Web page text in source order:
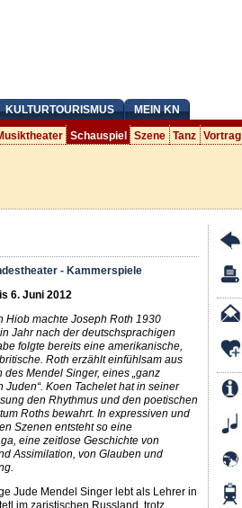
KULTURTOURISMUS MEIN KN
Schauspiel Szene Tanz Vortrag
- Kammerspiele
6. Juni 2012
Hiob machte Joseph Roth 1930
Jahr nach der deutschsprachigen
folgte bereits eine amerikanische,
Roth erzählt einfühlsam aus
des Mendel Singer, eines „ganz
Juden“. Koen Tachelet hat in seiner
den Rhythmus und den poetischen
Roths bewahrt. In expressiven und
Szenen entsteht so eine
eine zeitlose Geschichte von
Assimilation, von Glauben und
Jude Mendel Singer lebt als Lehrer in
im zaristischen Russland, trotz